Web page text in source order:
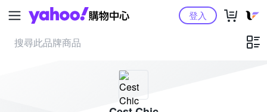
Yahoo購物中心登入